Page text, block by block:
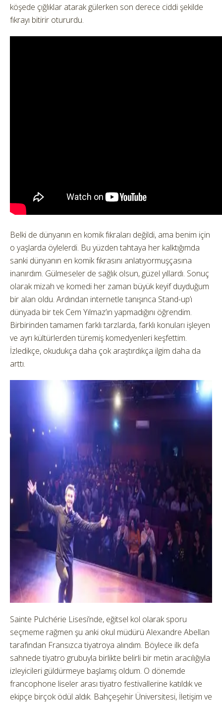
köşede çığlıklar atarak gülerken son derece ciddi şekilde
fıkrayı bitirir otururdu.
Belki de dünyanın en komik fıkraları değildi, ama benim için
o yaşlarda öylelerdi. Bu yüzden tahtaya her kalktığımda
sanki dünyanın en komik fıkrasını anlatıyormuşçasına
inanırdım. Gülmeseler de sağlık olsun, güzel yıllardı. Sonuç
olarak mizah ve komedi her zaman büyük keyif duyduğum
bir alan oldu. Ardından internetle tanışınca Stand-up’ı
dünyada bir tek Cem Yılmaz’ın yapmadığını öğrendim.
Birbirinden tamamen farklı tarzlarda, farklı konuları işleyen
ve ayrı kültürlerden türemiş komedyenleri keşfettim.
İzledikçe, okudukça daha çok araştırdıkça ilgim daha da
arttı.
Sainte Pulchérie Lisesi’nde, eğitsel kol olarak sporu
seçmeme rağmen şu anki okul müdürü Alexandre Abellan
tarafından Fransızca tiyatroya alındım. Böylece ilk defa
sahnede tiyatro grubuyla birlikte belirli bir metin aracılığıyla
izleyicileri güldürmeye başlamış oldum. O dönemde
francophone liseler arası tiyatro festivallerine katıldık ve
ekipçe birçok ödül aldık. Bahçeşehir Üniversitesi, İletişim ve